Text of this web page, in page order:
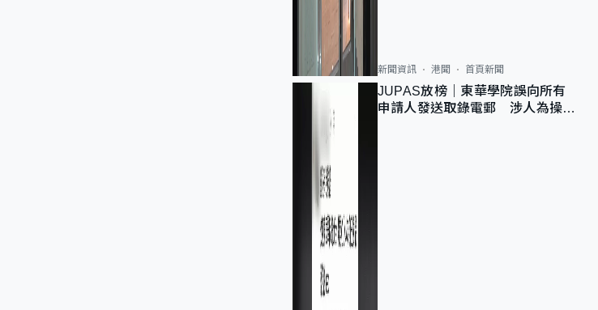
新聞資訊 港聞 首頁新聞
JUPAS放榜｜東華學院誤向所有
申請人發送取錄電郵 涉人為操作